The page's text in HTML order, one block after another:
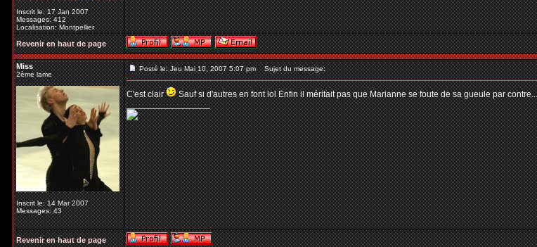
Inscrit le: 17 Jan 2007
Messages: 412
Localisation: Montpellier
Revenir en haut de page
Miss
2ème lame
Inscrit le: 14 Mar 2007
Messages: 43
Posté le: Jeu Mai 10, 2007 5:07 pm Sujet du message:
C'est clair
Sauf si d'autres en font lol Enfin il méritait pas que Marianne se foute de sa gueule par
_________________
Revenir en haut de page